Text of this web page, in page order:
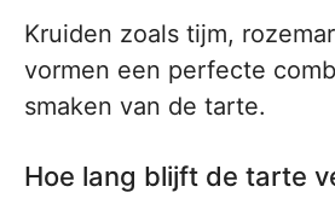
Kruiden zoals tijm,
vormen een perfecte
smaken van de tarte.
Hoe lang blijft de tarte